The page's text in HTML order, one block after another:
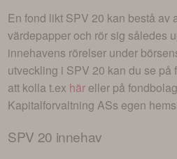
En fond likt SPV 20 kan bestå av
värdepapper och rör sig således
innehavens rörelser under
utveckling i SPV 20 kan du se på
att kolla t.ex här eller på
Kapitalforvaltning ASs egen
SPV 20 innehav